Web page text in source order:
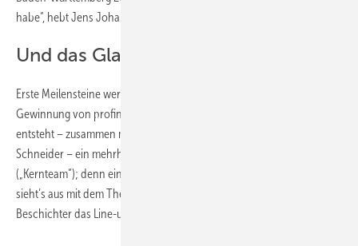
habe“, hebt Jens Johanni hervor.
Und das Glas?
Erste Meilensteine werden noch am gleichen Tag gesetzt. Mit der
Gewinnung von profine Verkaufsleiter Deutschland Frank Eigenrauch
entsteht – zusammen mit Johanni, Reinert, Thomas Menke, Bernd
Schneider – ein mehrheitlich entscheidungsfähiges Gremium
(„Kernteam“); denn einige Dinge müssen freilich geklärt werden: Wie
sieht’s aus mit dem Thema Glas – soll hier noch ein Hersteller /
Beschichter das Line-up ergänzen und, falls ja, welcher?